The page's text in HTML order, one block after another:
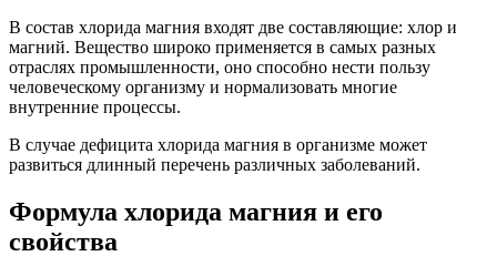
В состав хлорида магния входят две составляющие: хлор и
магний. Вещество широко применяется в самых разных
отраслях промышленности, оно способно нести пользу
человеческому организму и нормализовать многие
внутренние процессы.
В случае дефицита хлорида магния в организме может
развиться длинный перечень различных заболеваний.
Формула хлорида магния и его
свойства